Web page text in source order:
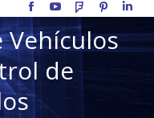
Facebook
YouTubeFoursquare
Pinterest
Vehículos
de